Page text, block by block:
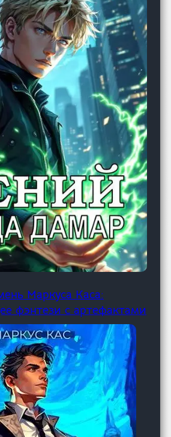
Маркуса Каса:
фэнтези с артефактами